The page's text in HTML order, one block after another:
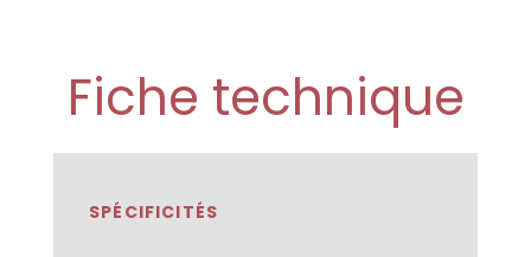
Fiche technique
SPÉCIFICITÉS